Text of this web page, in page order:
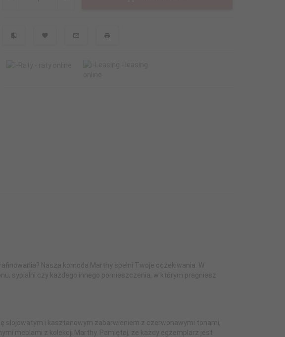
Nasza komoda Marthy spełni Twoje oczekiwania. W
sypialni czy każdego innego pomieszczenia, w którym pragniesz
slojowatym i kasztanowym zabarwieniem z czerwonawymi tonami,
meblami z kolekcji Marthy. Pamiętaj, że każdy egzemplarz jest